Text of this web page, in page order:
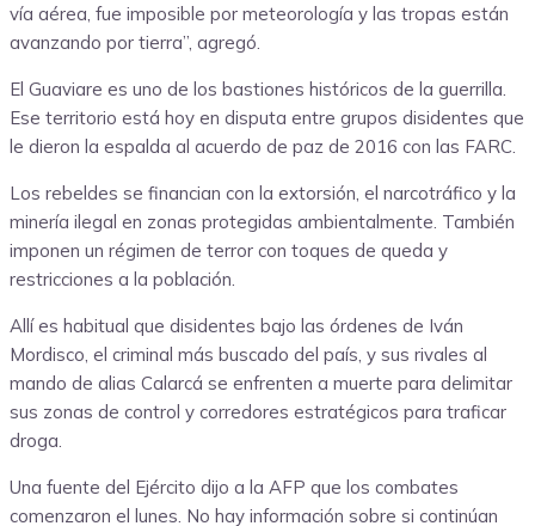
vía aérea, fue imposible por meteorología y las tropas están
avanzando por tierra”, agregó.
El Guaviare es uno de los bastiones históricos de la guerrilla.
Ese territorio está hoy en disputa entre grupos disidentes que
le dieron la espalda al acuerdo de paz de 2016 con las FARC.
Los rebeldes se financian con la extorsión, el narcotráfico y la
minería ilegal en zonas protegidas ambientalmente. También
imponen un régimen de terror con toques de queda y
restricciones a la población.
Allí es habitual que disidentes bajo las órdenes de Iván
Mordisco, el criminal más buscado del país, y sus rivales al
mando de alias Calarcá se enfrenten a muerte para delimitar
sus zonas de control y corredores estratégicos para traficar
droga.
Una fuente del Ejército dijo a la AFP que los combates
comenzaron el lunes. No hay información sobre si continúan